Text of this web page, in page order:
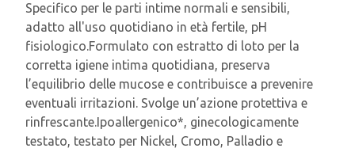
Specifico per le parti intime normali e sensibili,
adatto all'uso quotidiano in età fertile, pH
fisiologico.Formulato con estratto di loto per la
corretta igiene intima quotidiana, preserva
l’equilibrio delle mucose e contribuisce a prevenire
eventuali irritazioni. Svolge un’azione protettiva e
rinfrescante.Ipoallergenico*, ginecologicamente
testato, testato per Nickel, Cromo, Palladio e